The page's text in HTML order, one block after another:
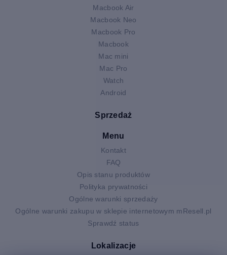
Macbook Air
Macbook Neo
Macbook Pro
Macbook
Mac mini
Mac Pro
Watch
Android
Sprzedaż
Menu
Kontakt
FAQ
Opis stanu produktów
Polityka prywatności
Ogólne warunki sprzedaży
Ogólne warunki zakupu w sklepie internetowym mResell.pl
Sprawdź status
Lokalizacje